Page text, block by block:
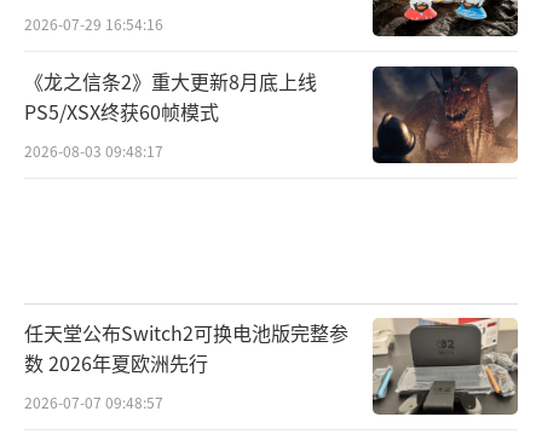
2026-07-29 16:54:16
《龙之信条2》重大更新8月底上线
PS5/XSX终获60帧模式
2026-08-03 09:48:17
任天堂公布Switch2可换电池版完整参
数 2026年夏欧洲先行
2026-07-07 09:48:57